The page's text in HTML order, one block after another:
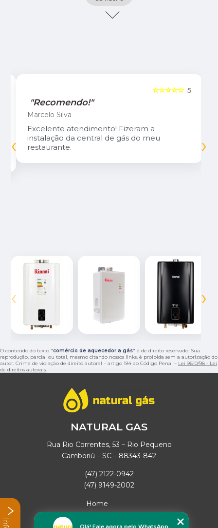
5
☆☆☆☆☆
"Recomendo!"
Marcelo Silva
Excelente atendimento! Fizeram a
instalação da central de gás do meu
restaurante.
‹ ›
‹ ›
O conteúdo do texto "comércio de aquecedor a gás" é de direito reservado. Sua
reprodução, parcial ou total, mesmo citando nossos links, é proibida sem a autorização do
autor. Crime de violação de direito autoral – artigo 184 do Código Penal – Lei 9610/98 - Lei
de direitos autorais.
NATURAL GAS
Rua Rio Correntes, 53 – Rio Pequeno
Camboriú – SC – 88343-842
(47) 2122-0942
(47) 9149-2002
Home
Empresa
Missão
Olá! Fale agora pelo WhatsApp.